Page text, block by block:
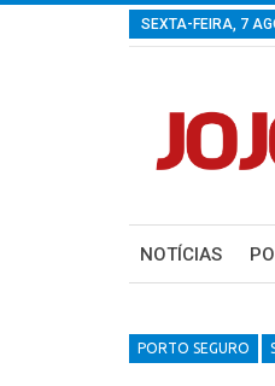
SEXTA-FEIRA, 7
NOTÍCIAS
PORTO SEGURO